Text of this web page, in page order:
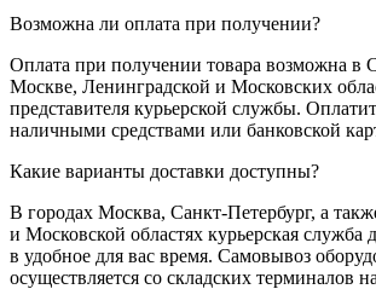
Возможна ли оплата при получении?
Оплата при получении товара возможна в
Москве, Ленинградской и Московских
представителя курьерской службы.
наличными средствами или банковской
Какие варианты доставки доступны?
В городах Москва, Санкт-Петербург, а
и Московской областях курьерская служба
в удобное для вас время. Самовывоз
осуществляется со складских терминалов